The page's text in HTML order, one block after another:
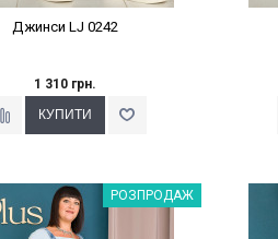
Джинси LJ 0242
1 310 грн.
Наклейки Варіант з %РОЗПРОДАЖ